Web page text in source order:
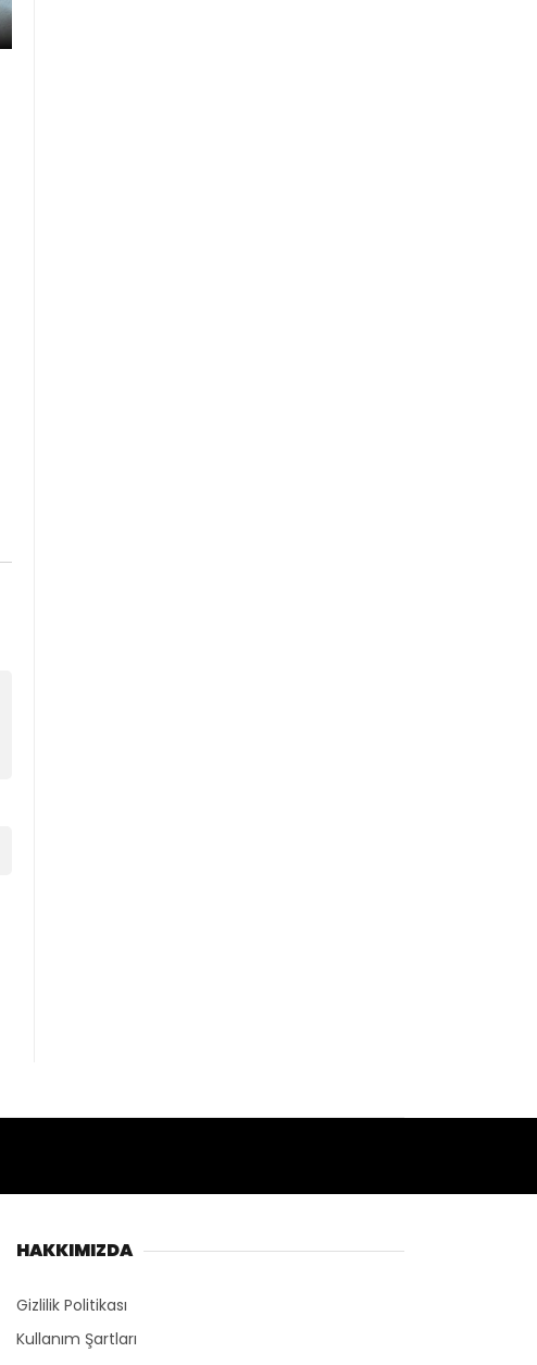
HAKKIMIZDA
Gizlilik Politikası
Kullanım Şartları